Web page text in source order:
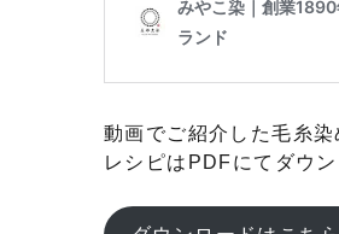
動画でご紹介した毛糸染
レシピはPDFにてダウ